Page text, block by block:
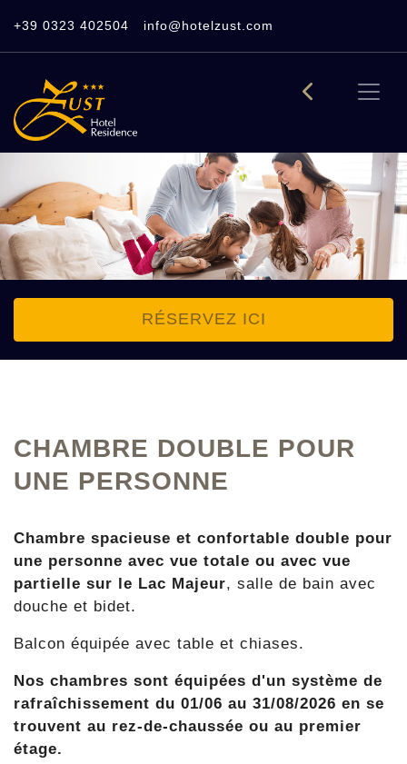
+39 0323 402504 info@hotelzust.com
RÉSERVEZ ICI
CHAMBRE DOUBLE POUR
UNE PERSONNE
Chambre spacieuse et confortable double pour
une personne avec vue totale ou avec vue
partielle sur le Lac Majeur, salle de bain avec
douche et bidet.
Balcon équipée avec table et chiases.
Nos chambres sont équipées d'un système de
rafraîchissement du 01/06 au 31/08/2026 en se
trouvent au rez-de-chaussée ou au premier
étage.